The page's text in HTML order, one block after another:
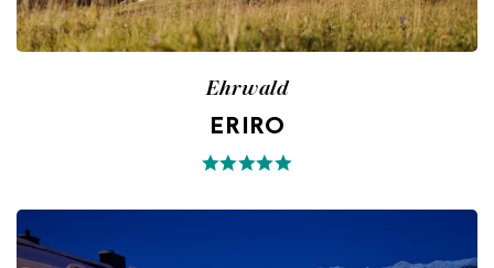
Ehrwald
ERIRO